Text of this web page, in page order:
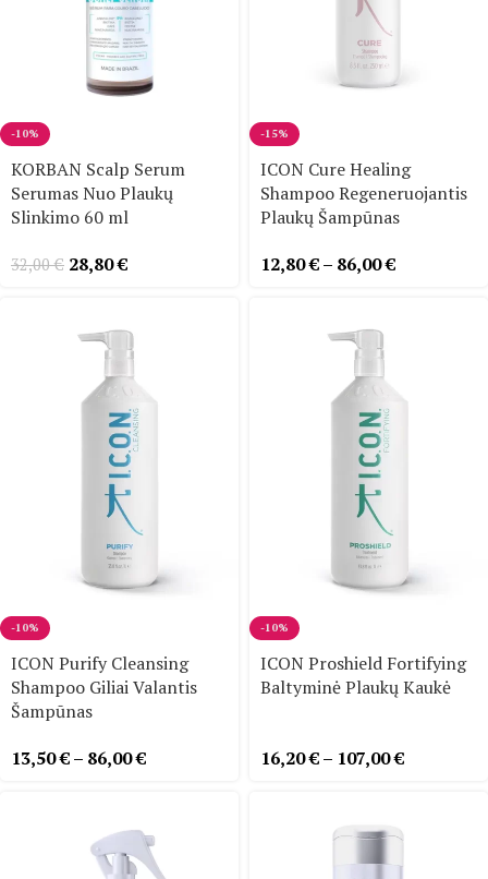
-10%
KORBAN Scalp Serum
Serumas Nuo Plaukų
Slinkimo 60 ml
32,00€ 28,80€
-15%
ICON Cure Healing
Shampoo Regeneruojantis
Plaukų Šampūnas
12,80€– 86,00€
-10%
ICON Purify Cleansing
Shampoo Giliai Valantis
Šampūnas
13,50€– 86,00€
-10%
ICON Proshield Fortifying
Baltyminė Plaukų Kaukė
16,20€– 107,00€